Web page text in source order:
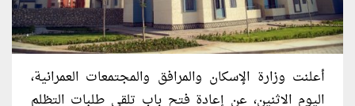
أعلنت وزارة الإسكان والمرافق والمجتمعات العمرانية،
اليوم الاثنين، عن إعادة فتح باب تلقي طلبات التظلم